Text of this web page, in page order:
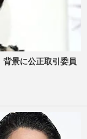
景に公正取引委員